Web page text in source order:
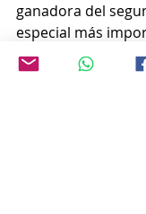
ganadora del
especial más
Akari Fujinami de
ganó la división